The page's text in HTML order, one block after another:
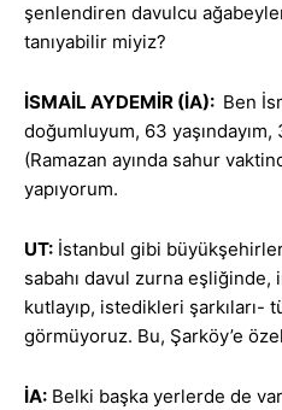
şenlendiren davulcu
tanıyabilir miyiz?
İSMAİL AYDEMİR (İA): Ben
doğumluyum, 63 yaşındayım,
(Ramazan ayında sahur
yapıyorum.
UT: İstanbul gibi
sabahı davul zurna eşliğinde,
kutlayıp, istedikleri şarkıları-
görmüyoruz. Bu, Şarköy’e
İA: Belki başka yerlerde de